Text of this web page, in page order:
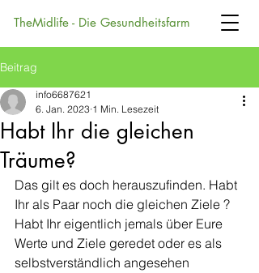
TheMidlife - Die Gesundheitsfarm
Beitrag
Habt Ihr die gleichen
Träume?
info6687621
6. Jan. 2023 1 Min. Lesezeit
Das gilt es doch herauszufinden. Habt
Ihr als Paar noch die gleichen Ziele ?
Habt Ihr eigentlich jemals über Eure
Werte und Ziele geredet oder es als
selbstverständlich angesehen